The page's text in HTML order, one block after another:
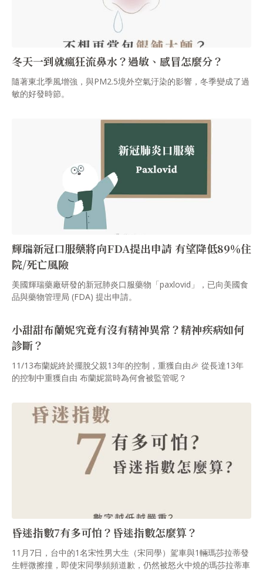
冬天一到就瘋狂流鼻水？過敏、感冒怎麼分？
隨著東北季風增強，與PM2.5境外空氣汙染的影響，冬季變成了過
敏的好發時節。
輝瑞新冠口服藥將向FDA提出申請 有望降低89％住
院/死亡風險
美國輝瑞藥廠研發的新冠肺炎口服藥物「paxlovid」，已向美國食
品與藥物管理局 (FDA) 提出申請。
小甜甜布蘭妮究竟有沒有精神異常？精神疾病如何
診斷？
11/13布蘭妮終於擺脫父親13年的控制，重獲自由🎉 從長達13年
的控制中重獲自由 布蘭妮當時為何會被監管呢？
昏迷指數7有多可怕？昏迷指數怎麼算？
11月7日，台中的1名宋性男大生（宋同學）駕車與1輛瑪莎拉蒂發
生輕微擦撞，即使宋同學頻頻道歉，仍然被怒火中燒的瑪莎拉蒂車